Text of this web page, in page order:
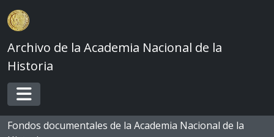
Skip to main content
Archivo de la Academia Nacional de la
Historia
Toggle navigation
Fondos documentales de la Academia Nacional de la